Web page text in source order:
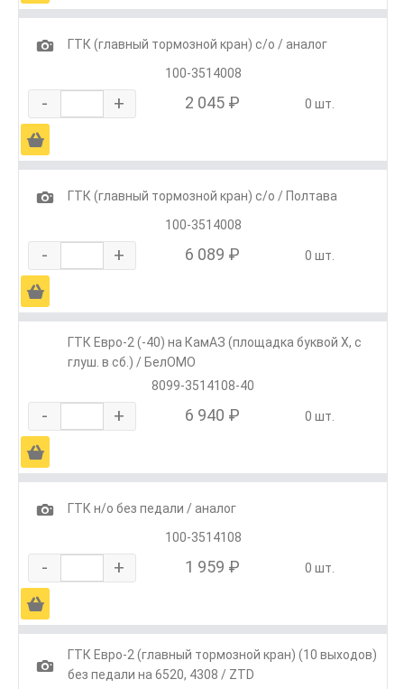
1
ГТК (главный тормозной кран) с/о / аналог
100-3514008
- + 2 045 ₽ 0 шт.
Ä
1
ГТК (главный тормозной кран) с/о / Полтава
100-3514008
- + 6 089 ₽ 0 шт.
Ä
ГТК Евро-2 (-40) на КамАЗ (площадка буквой Х, с
глуш. в сб.) / БелОМО
8099-3514108-40
- + 6 940 ₽ 0 шт.
Ä
1
ГТК н/о без педали / аналог
100-3514108
- + 1 959 ₽ 0 шт.
Ä
1
ГТК Евро-2 (главный тормозной кран) (10 выходов)
без педали на 6520, 4308 / ZTD